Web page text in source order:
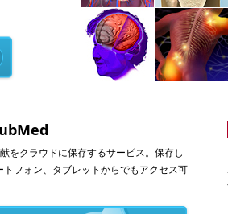
をクラウドに保存するサービス。保存し
トフォン、タブレットからでもアクセス可